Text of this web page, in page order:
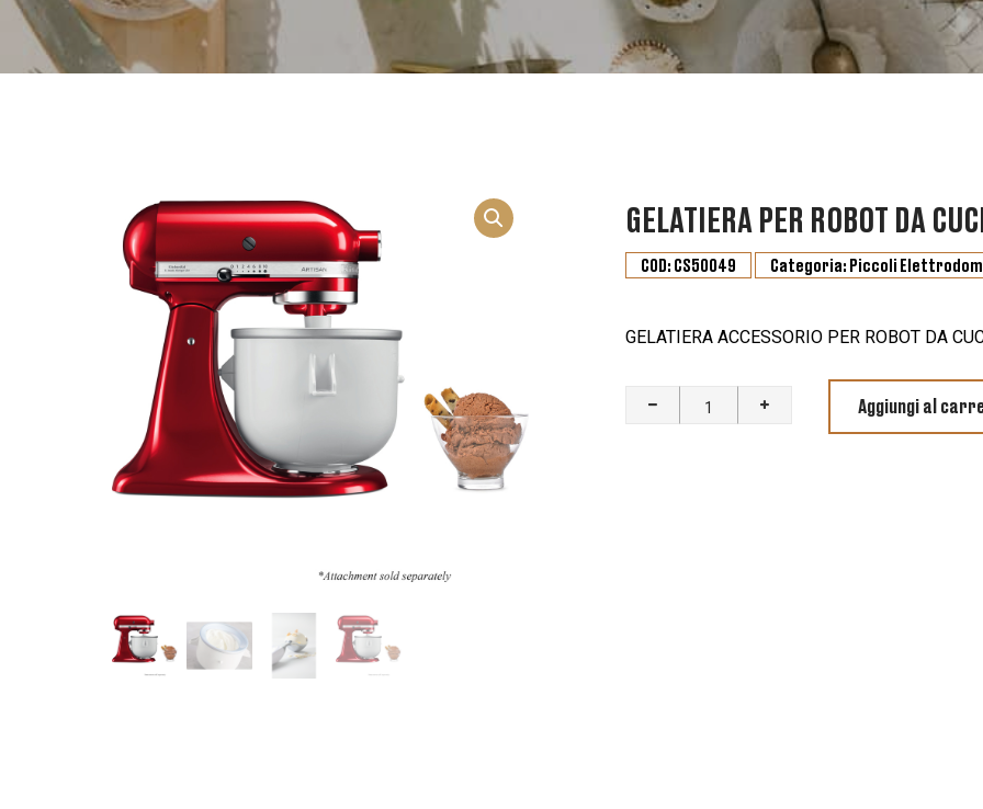
GELATIERA PER ROBOT DA
COD: CS50049 Categoria: Piccoli
GELATIERA ACCESSORIO PER ROBOT DA
Aggiungi al